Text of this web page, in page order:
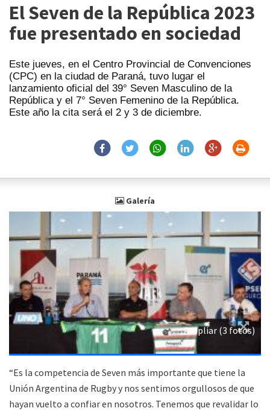
El Seven de la República 2023
fue presentado en sociedad
Este jueves, en el Centro Provincial de Convenciones
(CPC) en la ciudad de Paraná, tuvo lugar el
lanzamiento oficial del 39° Seven Masculino de la
República y el 7° Seven Femenino de la República.
Este año la cita será el 2 y 3 de diciembre.
Galería
Ampliar (3 fotos)
“Es la competencia de Seven más importante que tiene la
Unión Argentina de Rugby y nos sentimos orgullosos de que
hayan vuelto a confiar en nosotros. Tenemos que revalidar lo